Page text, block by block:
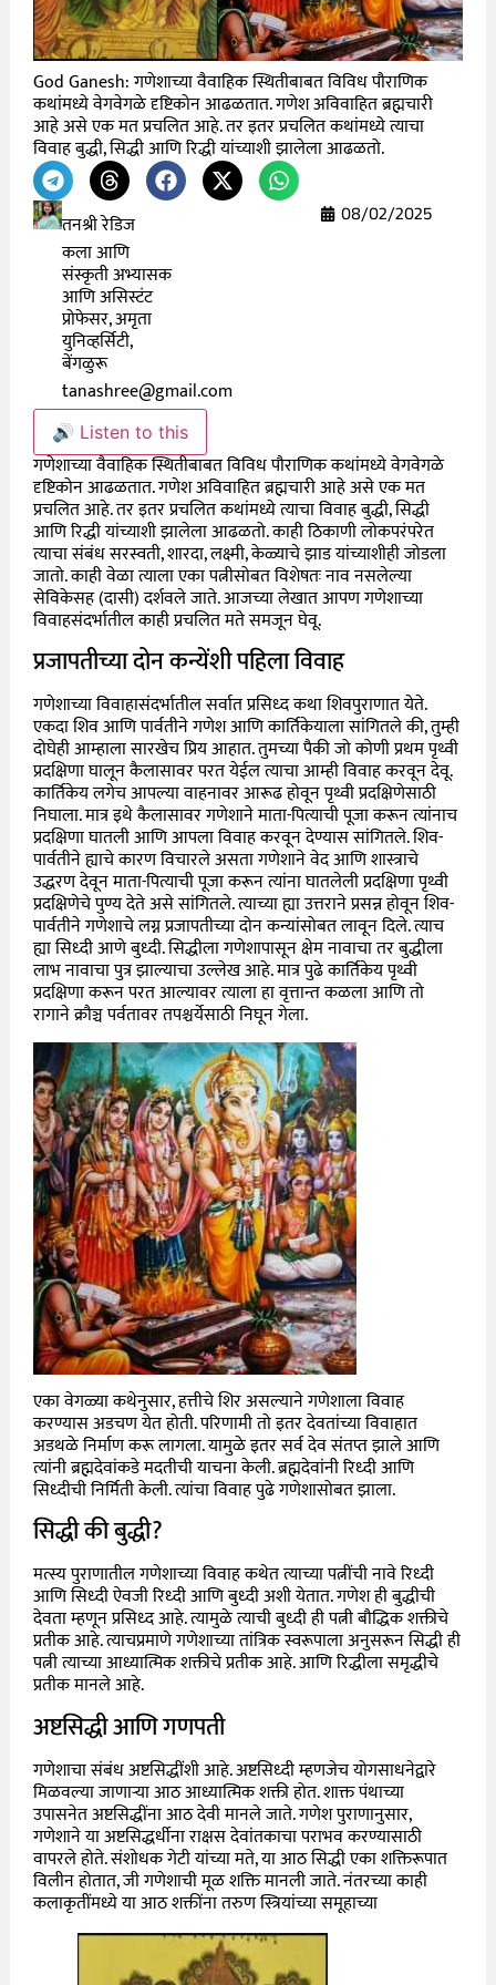
God Ganesh: गणेशाच्या वैवाहिक स्थितीबाबत विविध पौराणिक
कथांमध्ये वेगवेगळे दृष्टिकोन आढळतात. गणेश अविवाहित ब्रह्मचारी
आहे असे एक मत प्रचलित आहे. तर इतर प्रचलित कथांमध्ये त्याचा
विवाह बुद्धी, सिद्धी आणि रिद्धी यांच्याशी झालेला आढळतो.
तनश्री रेडिज
कला आणि
संस्कृती अभ्यासक
आणि असिस्टंट
प्रोफेसर, अमृता
युनिव्हर्सिटी,
बेंगळुरू
tanashree@gmail.com
08/02/2025
🔊 Listen to this
गणेशाच्या वैवाहिक स्थितीबाबत विविध पौराणिक कथांमध्ये वेगवेगळे
दृष्टिकोन आढळतात. गणेश अविवाहित ब्रह्मचारी आहे असे एक मत
प्रचलित आहे. तर इतर प्रचलित कथांमध्ये त्याचा विवाह बुद्धी, सिद्धी
आणि रिद्धी यांच्याशी झालेला आढळतो. काही ठिकाणी लोकपरंपरेत
त्याचा संबंध सरस्वती, शारदा, लक्ष्मी, केळ्याचे झाड यांच्याशीही जोडला
जातो. काही वेळा त्याला एका पत्नीसोबत विशेषतः नाव नसलेल्या
सेविकेसह (दासी) दर्शवले जाते. आजच्या लेखात आपण गणेशाच्या
विवाहसंदर्भातील काही प्रचलित मते समजून घेवू.
प्रजापतीच्या दोन कन्येंशी पहिला विवाह
गणेशाच्या विवाहासंदर्भातील सर्वात प्रसिध्द कथा शिवपुराणात येते.
एकदा शिव आणि पार्वतीने गणेश आणि कार्तिकेयाला सांगितले की, तुम्ही
दोघेही आम्हाला सारखेच प्रिय आहात. तुमच्या पैकी जो कोणी प्रथम पृथ्वी
प्रदक्षिणा घालून कैलासावर परत येईल त्याचा आम्ही विवाह करवून देवू.
कार्तिकेय लगेच आपल्या वाहनावर आरूढ होवून पृथ्वी प्रदक्षिणेसाठी
निघाला. मात्र इथे कैलासावर गणेशाने माता-पित्याची पूजा करून त्यांनाच
प्रदक्षिणा घातली आणि आपला विवाह करवून देण्यास सांगितले. शिव-
पार्वतीने ह्याचे कारण विचारले असता गणेशाने वेद आणि शास्त्राचे
उद्धरण देवून माता-पित्याची पूजा करून त्यांना घातलेली प्रदक्षिणा पृथ्वी
प्रदक्षिणेचे पुण्य देते असे सांगितले. त्याच्या ह्या उत्तराने प्रसन्न होवून शिव-
पार्वतीने गणेशाचे लग्न प्रजापतीच्या दोन कन्यांसोबत लावून दिले. त्याच
ह्या सिध्दी आणे बुध्दी. सिद्धीला गणेशापासून क्षेम नावाचा तर बुद्धीला
लाभ नावाचा पुत्र झाल्याचा उल्लेख आहे. मात्र पुढे कार्तिकेय पृथ्वी
प्रदक्षिणा करून परत आल्यावर त्याला हा वृत्तान्त कळला आणि तो
रागाने क्रौञ्च पर्वतावर तपश्चर्येसाठी निघून गेला.
एका वेगळ्या कथेनुसार, हत्तीचे शिर असल्याने गणेशाला विवाह
करण्यास अडचण येत होती. परिणामी तो इतर देवतांच्या विवाहात
अडथळे निर्माण करू लागला. यामुळे इतर सर्व देव संतप्त झाले आणि
त्यांनी ब्रह्मदेवांकडे मदतीची याचना केली. ब्रह्मदेवांनी रिध्दी आणि
सिध्दीची निर्मिती केली. त्यांचा विवाह पुढे गणेशासोबत झाला.
सिद्धी की बुद्धी?
मत्स्य पुराणातील गणेशाच्या विवाह कथेत त्याच्या पत्नींची नावे रिध्दी
आणि सिध्दी ऐवजी रिध्दी आणि बुध्दी अशी येतात. गणेश ही बुद्धीची
देवता म्हणून प्रसिध्द आहे. त्यामुळे त्याची बुध्दी ही पत्नी बौ‌द्धिक शक्तीचे
प्रतीक आहे. त्याचप्रमाणे गणेशाच्या तांत्रिक स्वरूपाला अनुसरून सिद्धी ही
पत्नी त्याच्या आध्यात्मिक शक्तीचे प्रतीक आहे. आणि रिद्धीला समृद्धीचे
प्रतीक मानले आहे.
अष्टसिद्धी आणि गणपती
गणेशाचा संबंध अष्टसिद्धींशी आहे. अष्टसिध्दी म्हणजेच योगसाधने‌द्वारे
मिळवल्या जाणाऱ्या आठ आध्यात्मिक शक्ती होत. शाक्त पंथाच्या
उपासनेत अष्टसिद्धींना आठ देवी मानले जाते. गणेश पुराणानुसार,
गणेशाने या अष्टसिद्धर्धीना राक्षस देवांतकाचा पराभव करण्यासाठी
वापरले होते. संशोधक गेटी यांच्या मते, या आठ सिद्धी एका शक्तिरूपात
विलीन होतात, जी गणेशाची मूळ शक्ति मानली जाते. नंतरच्या काही
कलाकृतींमध्ये या आठ शक्तींना तरुण स्त्रियांच्या समूहाच्या